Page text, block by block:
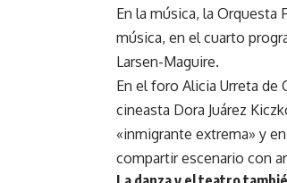
En la música, la Orquesta
música, en el cuarto
Larsen-Maguire.
En el foro Alicia Urreta de
cineasta Dora Juárez
«inmigrante extrema» y
compartir escenario con